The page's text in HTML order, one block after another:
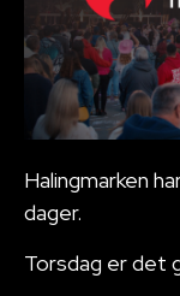
Halingmarken
dager.
Torsdag er det